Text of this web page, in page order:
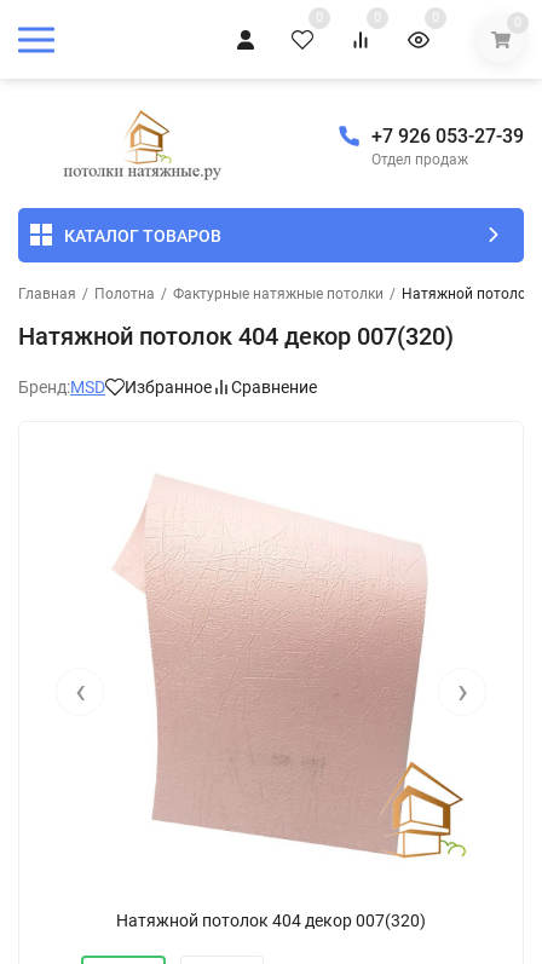
0 0 0 0
+7 926 053-27-39
Отдел продаж
КАТАЛОГ ТОВАРОВ
Главная / Полотна / Фактурные натяжные потолки / Натяжной потолок
Натяжной потолок 404 декор 007(320)
Бренд:MSD Избранное Сравнение
Натяжной потолок 404 декор 007(320)
‹ ›